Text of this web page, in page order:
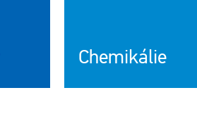
Chemikálie